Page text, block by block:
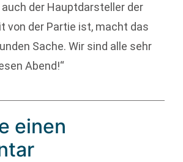
der Hauptdarsteller der
von der Partie ist, macht das
Sache. Wir sind alle sehr
Abend!“
einen